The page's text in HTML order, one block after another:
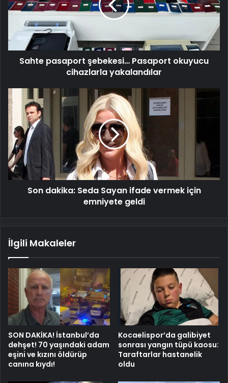
okuyucu
yakalandılar
Sahte pasaport şebekesi… Pasaport okuyucu
cihazlarla yakalandılar
Son
dakika:
Sayan
ifade
vermek
için
emniyete
geldi
Son dakika: Seda Sayan ifade vermek için
emniyete geldi
İlgili Makaleler
SON DAKİKA! İstanbul’da
dehşet! 70 yaşındaki adam
eşini ve kızını öldürüp
canına kıydı!
Kocaelispor’da galibiyet
sonrası yangın tüpü kaosu:
Taraftarlar hastanelik
oldu